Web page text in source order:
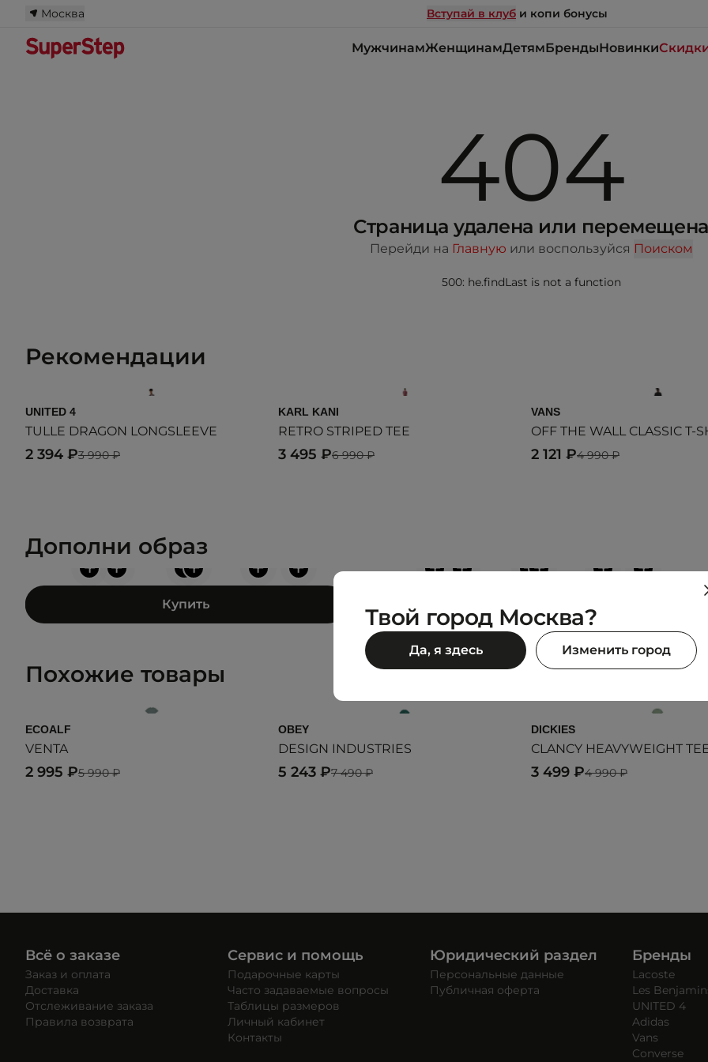
Москва Вступай в клуб и копи бонусы
МужчинамЖенщинамДетямБрендыНовинки
404
Страница удалена или перемещена
Перейди на Главную или воспользуйся Поиском
500: he.findLast is not a function
Рекомендации
UNITED 4
TULLE DRAGON LONGSLEEVE
3 990 ₽
2 394 ₽
KARL KANI
RETRO STRIPED TEE
6 990 ₽
3 495 ₽
VANS
OFF THE WALL CLASSIC T-
4 990 ₽
2 121 ₽
Дополни образ
+
+
+ + +
+
Купить
+
+
+ + +
+
Похожие товары
ECOALF
VENTA
5 990 ₽
2 995 ₽
OBEY
DESIGN INDUSTRIES
7 490 ₽
5 243 ₽
DICKIES
CLANCY HEAVYWEIGHT
4 990 ₽
3 499 ₽
Всё о заказе
Заказ и оплата
Доставка
Отслеживание заказа
Правила возврата
Сервис и помощь
Подарочные карты
Часто задаваемые вопросы
Таблицы размеров
Личный кабинет
Контакты
Юридический раздел
Персональные данные
Публичная оферта
Бренды
Lacoste
Les
UNITED 4
Adidas
Vans
Converse
Твой город Москва?
Да, я здесь Изменить город